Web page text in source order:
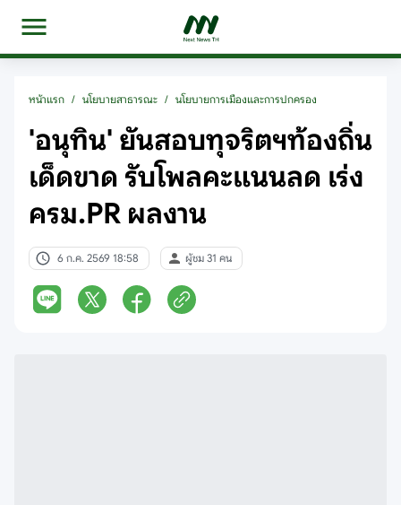
หน้าแรก / นโยบายสาธารณะ / นโยบายการเมืองและการปกครอง
'อนุทิน' ยันสอบทุจริตฯท้องถิ่น
เด็ดขาด รับโพลคะแนนลด เร่ง
ครม.PR ผลงาน
6 ก.ค. 2569 18:58 ผู้ชม 31 คน